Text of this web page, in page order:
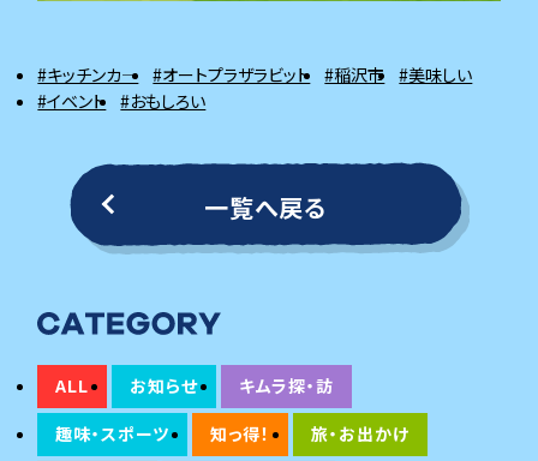
#キッチンカ― #オートプラザラビット #稲沢市
#美味しい
#イベント
#おもしろい
一覧へ戻る
ALL お知らせ
キムラ探・訪
趣味・スポーツ
知っ得！
旅・お出かけ